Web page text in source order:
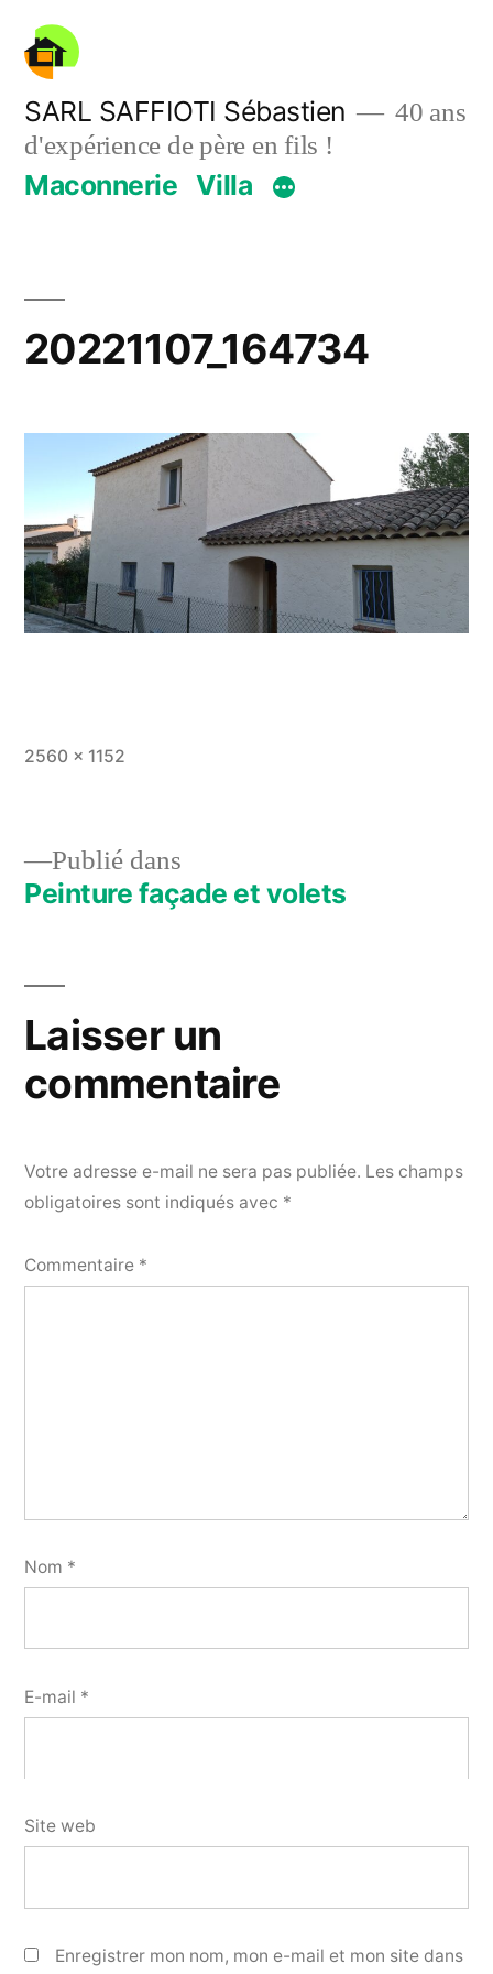
Aller
contenu
SARL SAFFIOTI Sébastien
40 ans
d'expérience de père en fils !
Maconnerie Villa
20221107_164734
Taille
2560 × 1152
Navigation
l’article
Publié dans
Peinture façade et volets
Laisser un
commentaire
Votre adresse e-mail ne sera pas publiée. Les champs
obligatoires sont indiqués avec *
Commentaire *
Nom *
E-mail *
Site web
Enregistrer mon nom, mon e-mail et mon site dans